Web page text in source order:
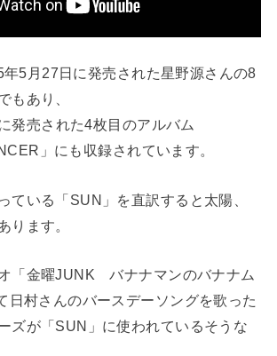
年5月27日に発売された星野源さんの8
もあり、
発売された4枚目のアルバム
」にも収録されています。
ている「SUN」を直訳すると太陽、
ります。
「金曜JUNK バナナマンのバナナム
日村さんのバースデーソングを歌った
ズが「SUN」に使われているそうな